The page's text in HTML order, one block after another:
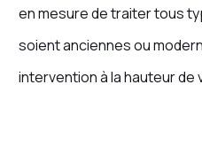
en mesure de traiter tous
soient anciennes ou
intervention à la hauteur